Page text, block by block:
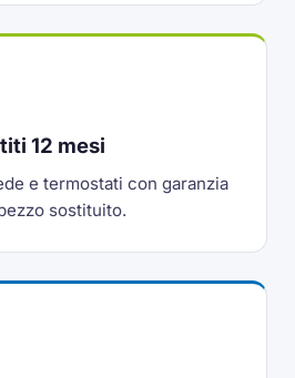
12 mesi
e termostati con garanzia
sostituito.